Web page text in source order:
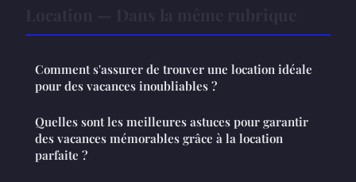
Comment s'assurer de trouver une location idéale
pour des vacances inoubliables ?
Quelles sont les meilleures astuces pour garantir
des vacances mémorables grâce à la location
parfaite ?